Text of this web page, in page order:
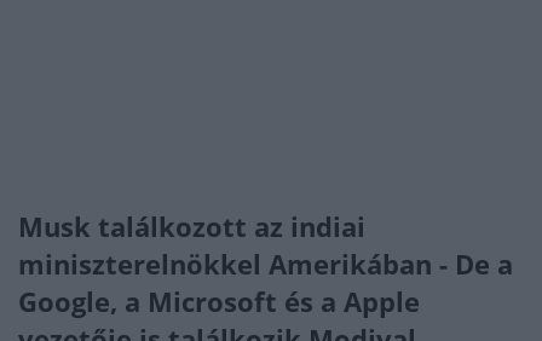
Musk találkozott az indiai
miniszterelnökkel Amerikában - De a
Google, a Microsoft és a Apple